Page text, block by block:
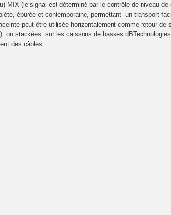
MIX (le signal est déterminé par le contrôle de niveau de
épurée et contemporaine, permettant un transport
peut être utilisée horizontalement comme retour
ou stackées sur les caissons de basses
des câbles.